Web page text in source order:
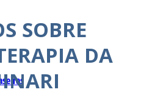
SOBRE
DA